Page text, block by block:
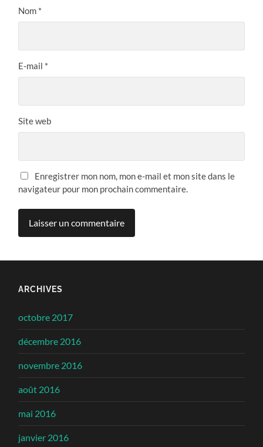
Nom *
E-mail *
Site web
Enregistrer mon nom, mon e-mail et mon site dans le
navigateur pour mon prochain commentaire.
ARCHIVES
octobre 2017
décembre 2016
novembre 2016
août 2016
mai 2016
janvier 2016